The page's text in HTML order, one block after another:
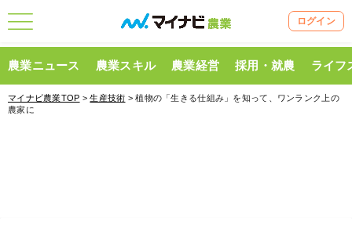
ログイン
農業ニュース 農業スキル 農業経営 採用・就農 ライフ
マイナビ農業TOP >生産技術 > 植物の「生きる仕組み」を知って、ワンランク上の
農家に